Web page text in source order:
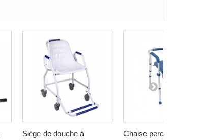
Siège de douche à
Chaise percée pliante 4...